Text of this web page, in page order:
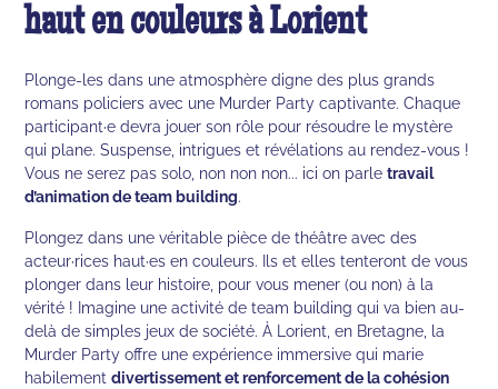
haut en couleurs à Lorient
Plonge-les dans une atmosphère digne des plus grands
romans policiers avec une Murder Party captivante. Chaque
participant·e devra jouer son rôle pour résoudre le mystère
qui plane. Suspense, intrigues et révélations au rendez-vous !
Vous ne serez pas solo, non non non... ici on parletravail
d’animation de team building.
Plongez dans une véritable pièce de théâtre avec des
acteur·rices haut·es en couleurs. Ils et elles tenteront de vous
plonger dans leur histoire, pour vous mener (ou non) à la
vérité ! Imagine une activité de team building qui va bien au-
delà de simples jeux de société. À Lorient, en Bretagne, la
Murder Party offre une expérience immersive qui marie
habilementdivertissement et renforcement de la cohésion